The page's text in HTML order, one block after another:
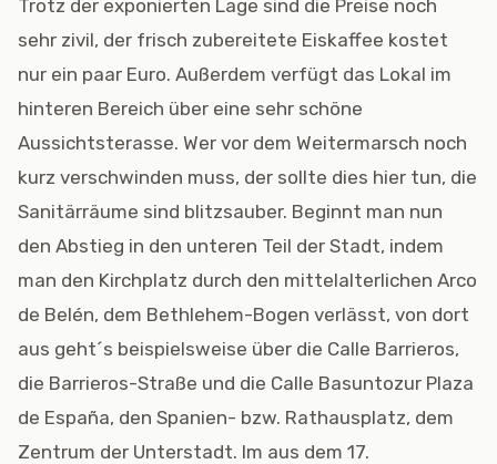
Trotz der exponierten Lage sind die Preise noch
sehr zivil, der frisch zubereitete Eiskaffee kostet
nur ein paar Euro. Außerdem verfügt das Lokal im
hinteren Bereich über eine sehr schöne
Aussichtsterasse. Wer vor dem Weitermarsch noch
kurz verschwinden muss, der sollte dies hier tun, die
Sanitärräume sind blitzsauber. Beginnt man nun
den Abstieg in den unteren Teil der Stadt, indem
man den Kirchplatz durch den mittelalterlichen Arco
de Belén, dem Bethlehem-Bogen verlässt, von dort
aus geht´s beispielsweise über die Calle Barrieros,
die Barrieros-Straße und die Calle Basuntozur Plaza
de España, den Spanien- bzw. Rathausplatz, dem
Zentrum der Unterstadt. Im aus dem 17.